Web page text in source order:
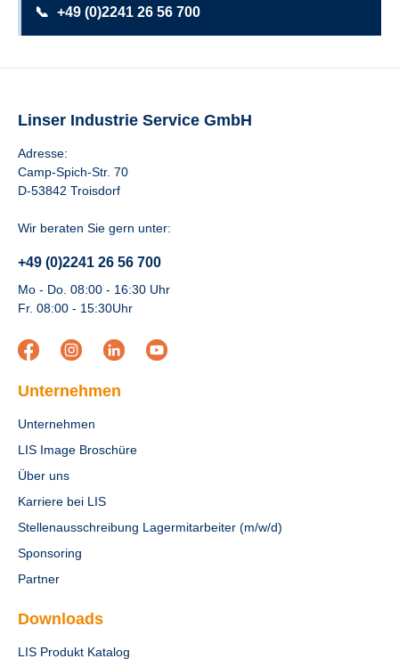
📞 +49 (0)2241 26 56 700
Linser Industrie Service GmbH
Adresse:
Camp-Spich-Str. 70
D-53842 Troisdorf
Wir beraten Sie gern unter:
+49 (0)2241 26 56 700
Mo - Do. 08:00 - 16:30 Uhr
Fr. 08:00 - 15:30Uhr
Unternehmen
Unternehmen
LIS Image Broschüre
Über uns
Karriere bei LIS
Stellenausschreibung Lagermitarbeiter (m/w/d)
Sponsoring
Partner
Downloads
LIS Produkt Katalog